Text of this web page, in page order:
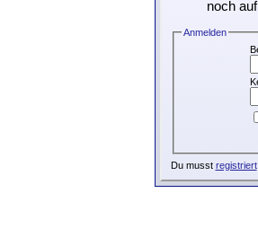
noch
Anmelden
Du musst registriert